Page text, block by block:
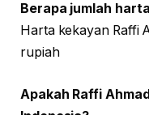
Berapa jumlah
Harta kekayan Raffi
rupiah
Apakah Raffi